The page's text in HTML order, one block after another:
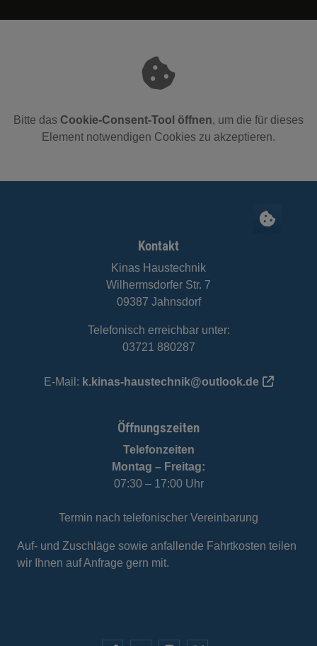
Bitte das Cookie-Consent-Tool öffnen, um die für dieses
Element notwendigen Cookies zu akzeptieren.
Kontakt
Kinas Haustechnik
Wilhermsdorfer Str. 7
09387 Jahnsdorf
Telefonisch erreichbar unter:
03721 880287
E-Mail: k.kinas-haustechnik@outlook.de
Öffnungszeiten
Telefonzeiten
Montag – Freitag:
07:30 – 17:00 Uhr
Termin nach telefonischer Vereinbarung
Auf- und Zuschläge sowie anfallende Fahrtkosten teilen
wir Ihnen auf Anfrage gern mit.